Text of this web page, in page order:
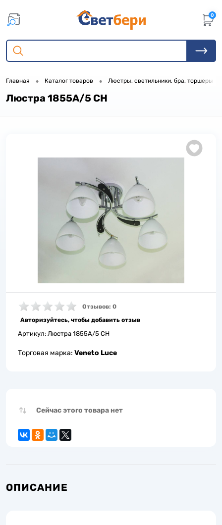
0
Главная • Каталог товаров • Люстры, светильники, бра, торшеры
Люстра 1855A/5 CH
Отзывов: 0
Авторизуйтесь, чтобы добавить отзыв
Артикул: Люстра 1855A/5 CH
Торговая марка: Veneto Luce
Сейчас этого товара нет
ОПИСАНИЕ